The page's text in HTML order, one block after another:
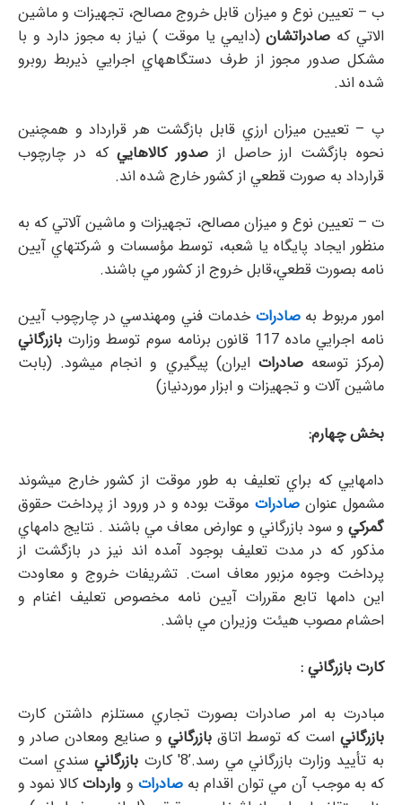
ب – تعيين نوع و ميزان قابل خروج مصالح، تجهيزات و ماشين
الاتي كه صادراتشان(دايمي يا موقت ) نياز به مجوز دارد و با
مشكل صدور مجوز از طرف دستگاههاي اجرايي ذيربط روبرو
شده اند.
پ – تعيين ميزان ارزي قابل بازگشت هر قرارداد و همچنين
نحوه بازگشت ارز حاصل از صدور كالاهاييكه در چارچوب
قرارداد به صورت قطعي از كشور خارج شده اند.
ت – تعيين نوع و ميزان مصالح،‌ تجهيزات و ماشين آلاتي كه به
منظور ايجاد پايگاه يا شعبه، توسط مؤسسات و شركتهاي آيين
نامه بصورت قطعي،‌قابل خروج از كشور مي باشند.
امور مربوط بهصادراتخدمات فني ومهندسي در چارچوب آيين
نامه اجرايي ماده 117 قانون برنامه سوم توسط وزارت
بازرگاني
(مركز توسعهصادرات ايران) پيگيري و انجام ميشود. (بابت
ماشين آلات و تجهيزات و ابزار موردنياز)
بخش چهارم:
دامهايي كه براي تعليف به طور موقت از كشور خارج ميشوند
مشمول عنوانصادرات موقت بوده و در ورود از پرداخت حقوق
گمركي و سود بازرگاني و عوارض معاف مي باشند . نتايج دامهاي
مذكور كه در مدت تعليف بوجود آمده اند نيز در بازگشت از
پرداخت وجوه مزبور معاف است. تشريفات خروج و معاودت
اين دامها تابع مقررات آيين نامه مخصوص تعليف اغنام و
احشام مصوب هيئت وزيران مي باشد.
كارت بازرگاني :
مبادرت به امر صادرات بصورت تجاري مستلزم داشتن كارت
بازرگاني است كه توسط اتاق بازرگاني و صنايع ومعادن صادر و
به تأييد وزارت بازرگاني مي رسد.’8′ كارت
بازرگانيسندي است
كه به موجب آن مي توان اقدام بهصادرات و وارداتكالا نمود و